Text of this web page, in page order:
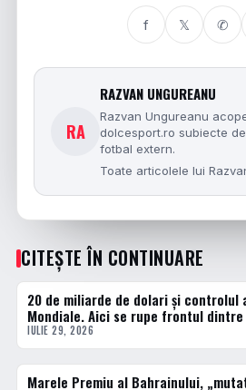
f 𝕏 ✆
RA
RAZVAN UNGUREANU
Razvan Ungureanu
dolcesport.ro subiecte
fotbal extern.
Toate articolele lui
CITEȘTE ÎN CONTINUARE
ACTUALE
20 de miliarde de dolari și controlul
Mondiale. Aici se rupe frontul dintre
IULIE 29, 2026
ACTUALE
Marele Premiu al Bahrainului,